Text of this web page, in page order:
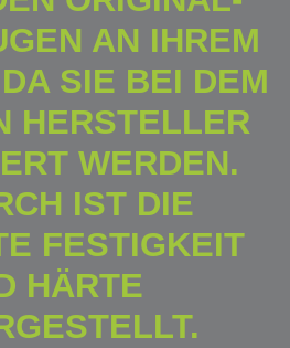
AN IHREM
SIE BEI DEM
HERSTELLER
WERDEN.
IST DIE
FESTIGKEIT
HÄRTE